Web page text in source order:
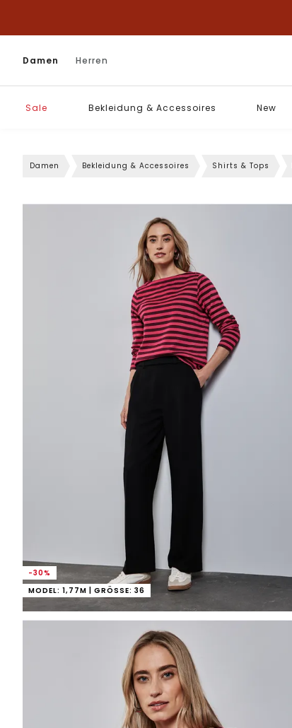
Damen Herren
Sale Bekleidung & Accessoires New
Damen Bekleidung & Accessoires Shirts & Tops
-30%
MODEL: 1,77M | GRÖSSE: 36